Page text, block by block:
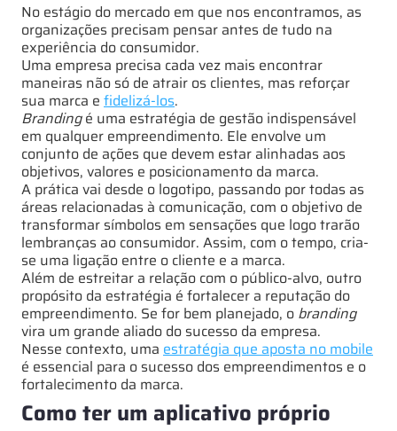
No estágio do mercado em que nos encontramos, as
organizações precisam pensar antes de tudo na
experiência do consumidor.
Uma empresa precisa cada vez mais encontrar
maneiras não só de atrair os clientes, mas reforçar
sua marca e fidelizá-los.
Brandingé uma estratégia de gestão indispensável
em qualquer empreendimento. Ele envolve um
conjunto de ações que devem estar alinhadas aos
objetivos, valores e posicionamento da marca.
A prática vai desde o logotipo, passando por todas as
áreas relacionadas à comunicação, com o objetivo de
transformar símbolos em sensações que logo trarão
lembranças ao consumidor. Assim, com o tempo, cria-
se uma ligação entre o cliente e a marca.
Além de estreitar a relação com o público-alvo, outro
propósito da estratégia é fortalecer a reputação do
empreendimento. Se for bem planejado, o branding
vira um grande aliado do sucesso da empresa.
Nesse contexto, uma estratégia que aposta no mobile
é essencial para o sucesso dos empreendimentos e o
fortalecimento da marca.
Como ter um aplicativo próprio